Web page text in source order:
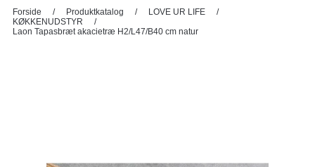
Forside / Produktkatalog / LOVE UR LIFE
/
KØKKENUDSTYR
/
Laon Tapasbræt akacietræ H2/L47/B40 cm natur